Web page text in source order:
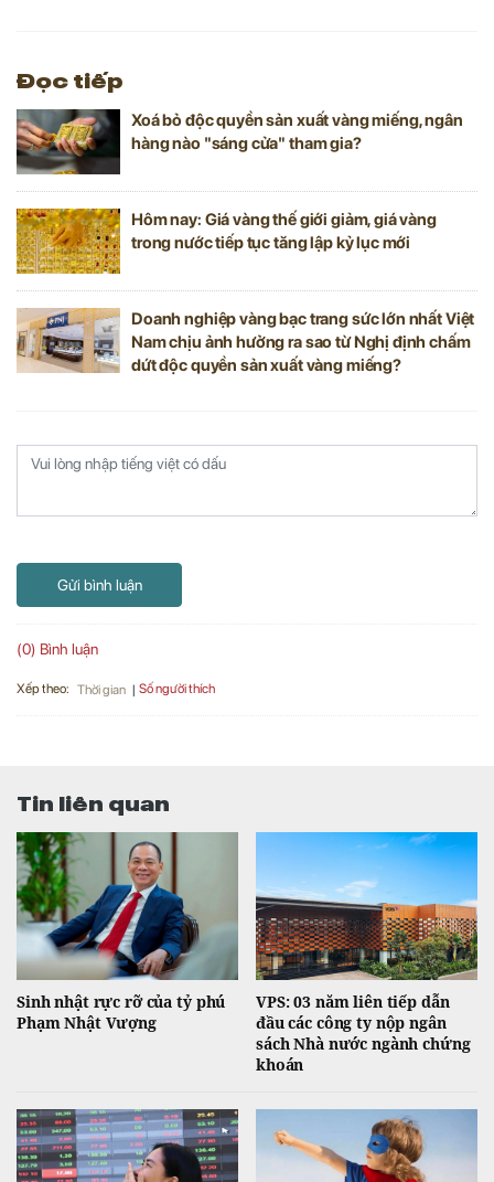
Đọc tiếp
Xoá bỏ độc quyền sản xuất vàng miếng, ngân
hàng nào "sáng cửa" tham gia?
Hôm nay: Giá vàng thế giới giảm, giá vàng
trong nước tiếp tục tăng lập kỷ lục mới
Doanh nghiệp vàng bạc trang sức lớn nhất Việt
Nam chịu ảnh hưởng ra sao từ Nghị định chấm
dứt độc quyền sản xuất vàng miếng?
Gửi bình luận
(0) Bình luận
Xếp theo: Thời gian Số người thích
Tin liên quan
Sinh nhật rực rỡ của tỷ phú
Phạm Nhật Vượng
VPS: 03 năm liên tiếp dẫn
đầu các công ty nộp ngân
sách Nhà nước ngành chứng
khoán